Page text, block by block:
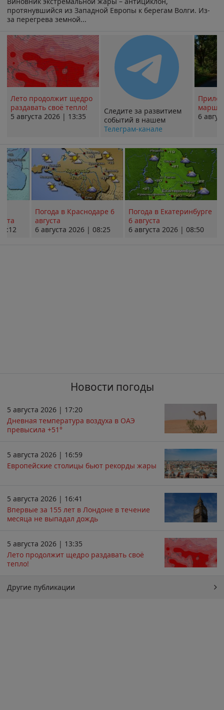
протянувшийся из Западной Европы к берегам Волги. Из-
за перегрева земной...
Лето продолжит щедро
раздавать своё тепло!
5 августа 2026 | 13:35
Следите за развитием
событий в нашем
Телеграм-канале
6
Погода в Краснодаре 6
августа
6 августа 2026 | 08:25
Погода в Екатеринбурге
6 августа
6 августа 2026 | 08:50
Новости погоды
5 августа 2026 | 17:20
Дневная температура воздуха в ОАЭ
превысила +51°
5 августа 2026 | 16:59
Европейские столицы бьют рекорды жары
5 августа 2026 | 16:41
Впервые за 155 лет в Лондоне в течение
месяца не выпадал дождь
5 августа 2026 | 13:35
Лето продолжит щедро раздавать своё
тепло!
Другие публикации